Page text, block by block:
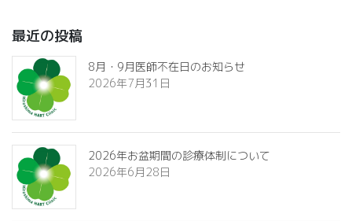
最近の投稿
8月・9月医師不在日のお知らせ
2026年7月31日
2026年お盆期間の診療体制について
2026年6月28日